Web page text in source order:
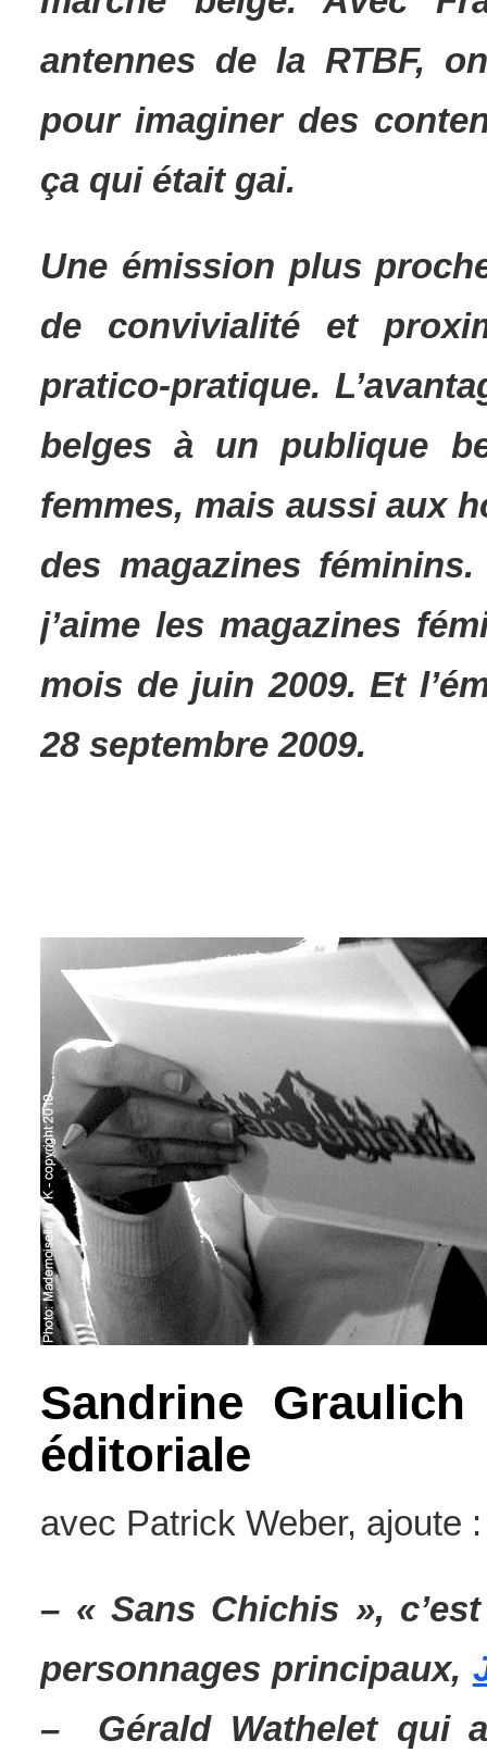
antennes de la RTBF,
pour imaginer des
ça qui était gai.
Une émission plus
de convivialité et
pratico-pratique.
belges à un publique
femmes, mais aussi aux
des magazines
j’aime les magazines
mois de juin 2009. Et
28 septembre 2009.
Sandrine
éditoriale
avec Patrick Weber, ajoute :
– « Sans Chichis »,
personnages principaux,
– Gérald Wathelet qui